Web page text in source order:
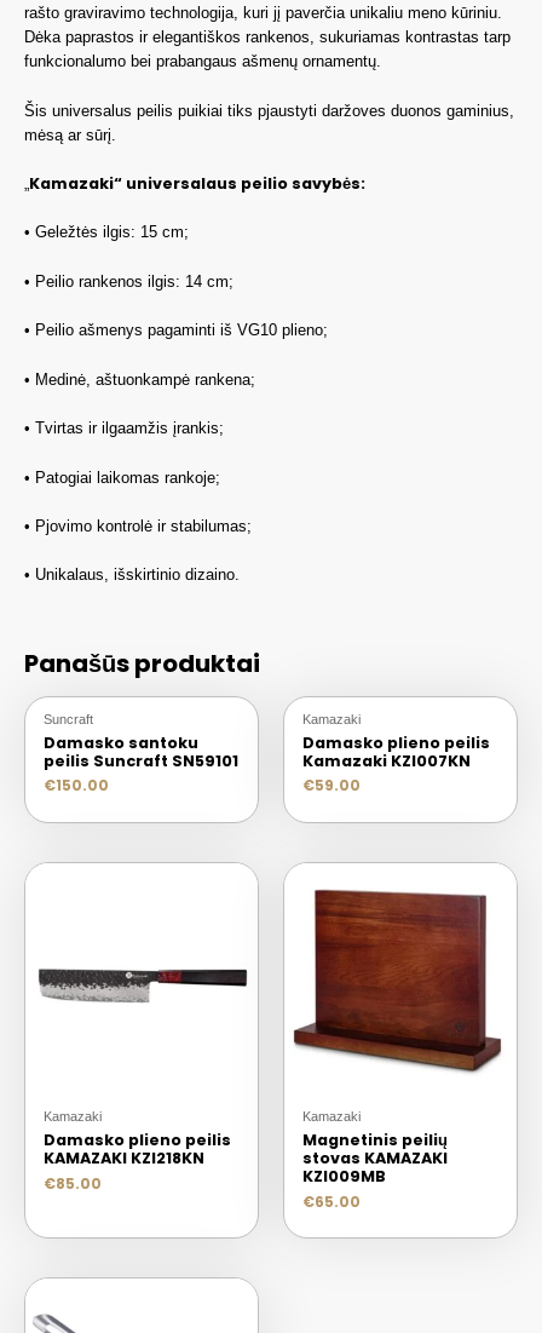
rašto graviravimo technologija, kuri jį paverčia unikaliu meno kūriniu.
Dėka paprastos ir elegantiškos rankenos, sukuriamas kontrastas tarp
funkcionalumo bei prabangaus ašmenų ornamentų.
Šis universalus peilis puikiai tiks pjaustyti daržoves duonos gaminius,
mėsą ar sūrį.
Kamazaki“ universalaus peilio savybės:
• Geležtės ilgis: 15 cm;
• Peilio rankenos ilgis: 14 cm;
• Peilio ašmenys pagaminti iš VG10 plieno;
• Medinė, aštuonkampė rankena;
• Tvirtas ir ilgaamžis įrankis;
• Patogiai laikomas rankoje;
• Pjovimo kontrolė ir stabilumas;
• Unikalaus, išskirtinio dizaino.
Panašūs produktai
Suncraft
Damasko santoku
peilis Suncraft SN59101
€150.00
Kamazaki
Damasko plieno peilis
Kamazaki KZI007KN
€59.00
Kamazaki
Damasko plieno peilis
KAMAZAKI KZI218KN
€85.00
Kamazaki
Magnetinis peilių
stovas KAMAZAKI
KZI009MB
€65.00